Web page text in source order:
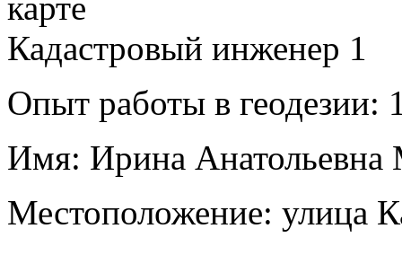
Кадастровый инженер 1
Опыт работы в геодезии:
Имя: Ирина
Местоположение: улица